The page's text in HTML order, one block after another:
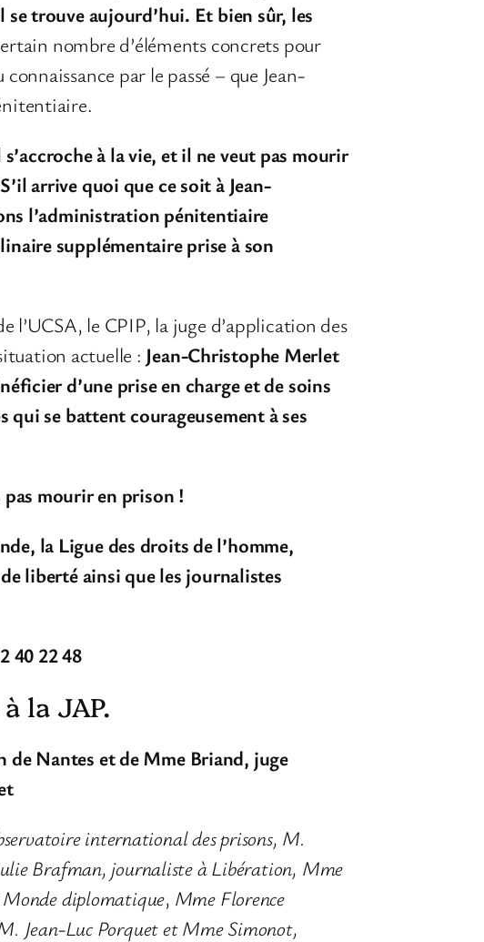
se trouve aujourd’hui. Et bien sûr, les
nombre d’éléments concrets pour
par le passé – que Jean-
à la vie, et il ne veut pas mourir
S’il arrive quoi que ce soit à Jean-
l’administration pénitentiaire
supplémentaire prise à son
le CPIP, la juge d’application des
actuelle : Jean-Christophe Merlet
d’une prise en charge et de soins
se battent courageusement à ses
pas mourir en prison !
la Ligue des droits de l’homme,
liberté ainsi que les journalistes
40 22 48
la JAP.
de Nantes et de Mme Briand, juge
international des prisons, M.
Brafman, journaliste à Libération, Mme
diplomatique, Mme Florence
Jean-Luc Porquet et Mme Simonot,